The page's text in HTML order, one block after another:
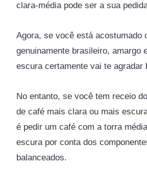
clara-média pode ser a sua
Agora, se você está acostumado
genuinamente brasileiro, amargo
escura certamente vai te agradar
No entanto, se você tem receio
de café mais clara ou mais
é pedir um café com a torra
escura por conta dos
balanceados.